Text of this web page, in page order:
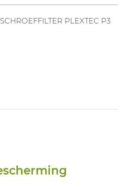
SCHROEFFILTER PLEXTEC P3